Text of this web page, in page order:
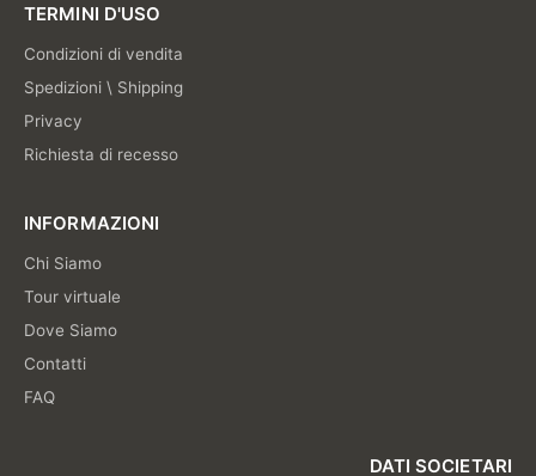
TERMINI D'USO
Condizioni di vendita
Spedizioni \ Shipping
Privacy
Richiesta di recesso
INFORMAZIONI
Chi Siamo
Tour virtuale
Dove Siamo
Contatti
FAQ
DATI SOCIETARI